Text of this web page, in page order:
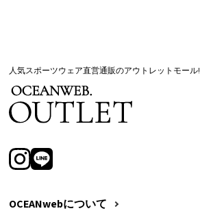
人気スポーツウェア直営通販のアウトレットモール!
OCEANwebについて